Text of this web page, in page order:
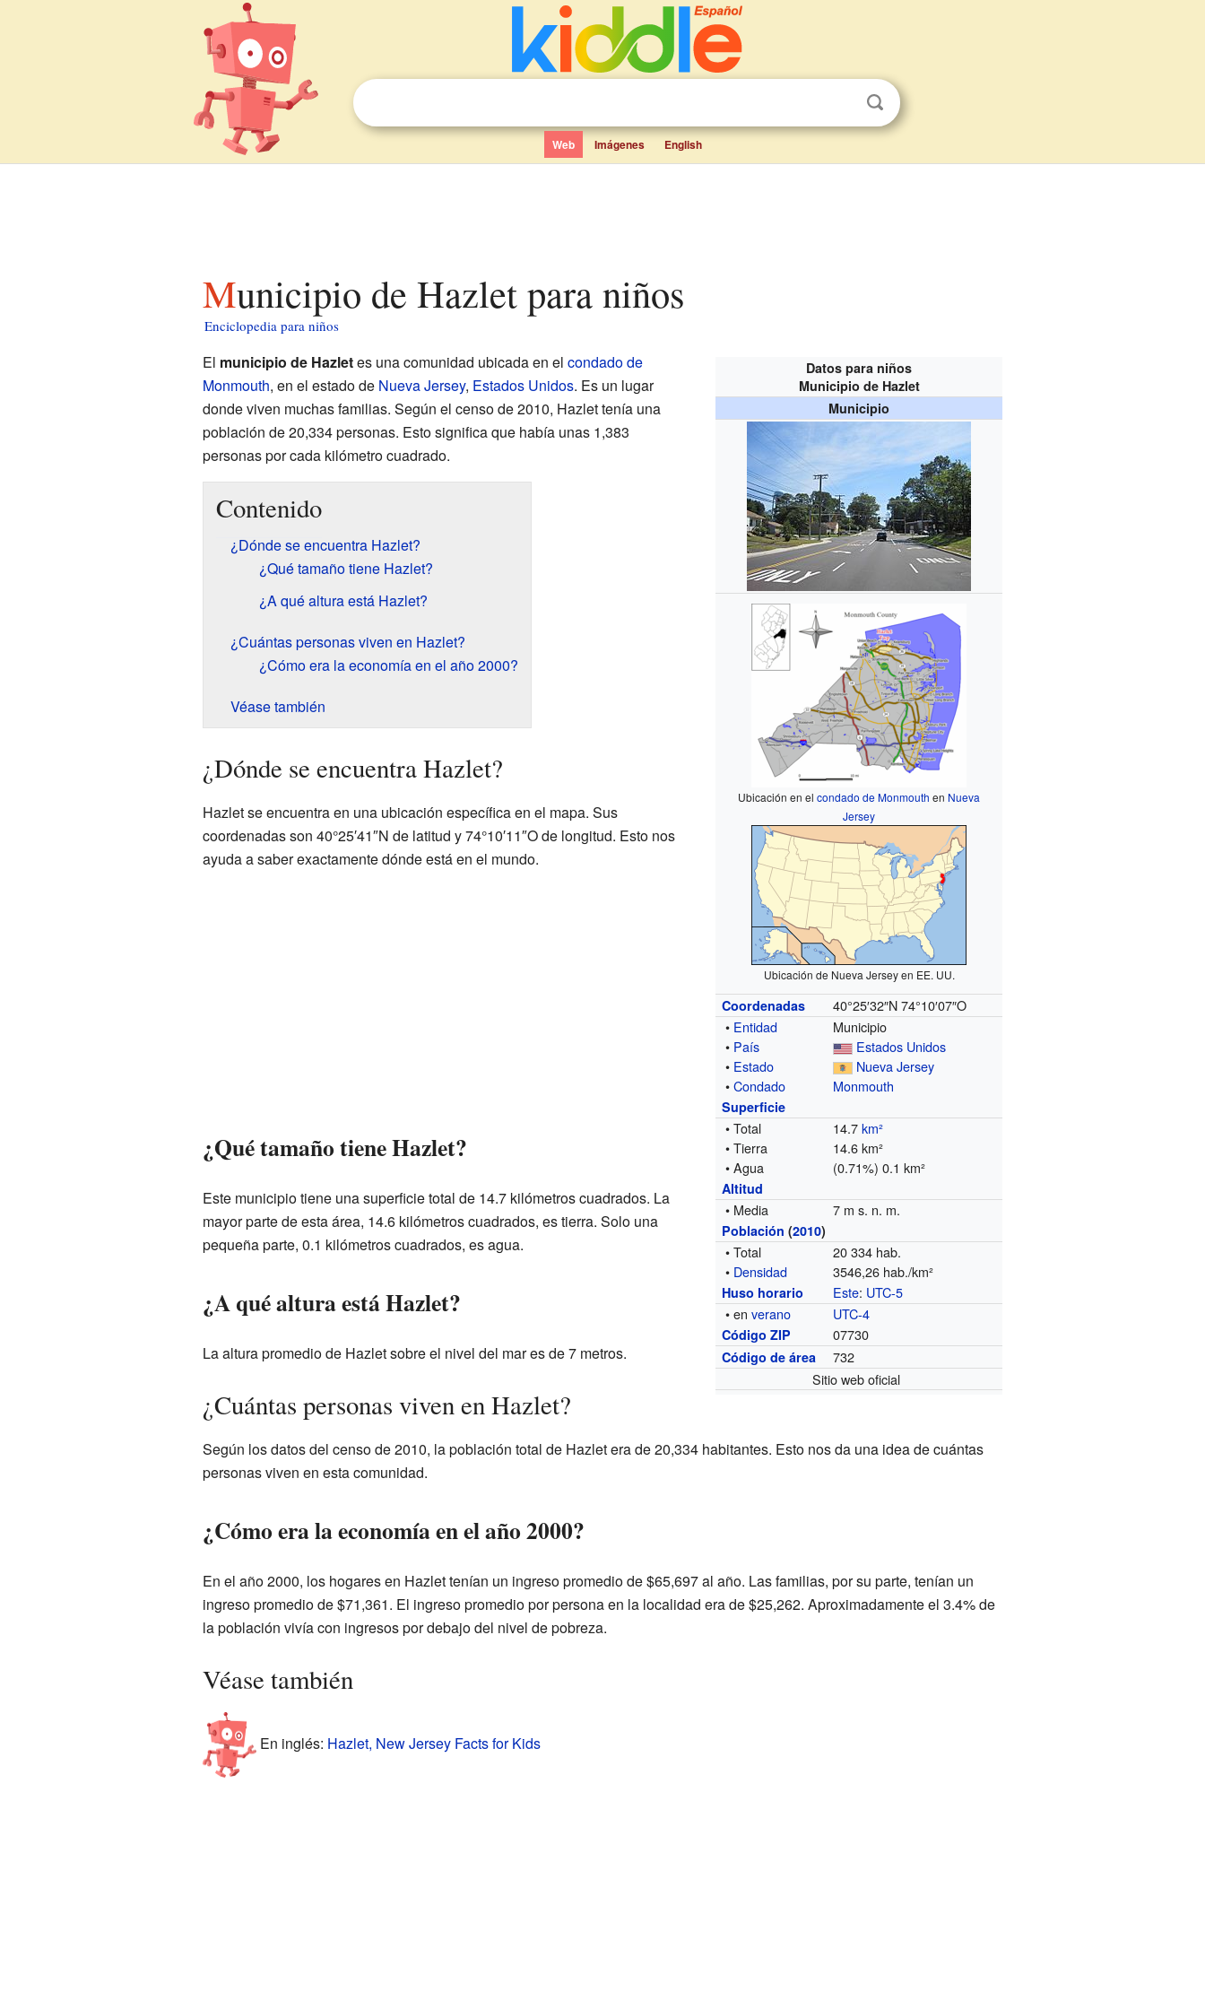
Web Imágenes English
Municipio de Hazlet para niños
Enciclopedia para niños
Datos para niños
Municipio de Hazlet
Municipio
Ubicación en elcondado de Monmouth en Nueva
Jersey
Ubicación de Nueva Jersey en EE. UU.
Coordenadas 40°25′32″N 74°10′07″O
• Entidad
Municipio
• País
Estados Unidos
• Estado
Nueva Jersey
•Condado Monmouth
Superficie
• Total 14.7km²
• Tierra
14.6 km²
• Agua
(0.71%) 0.1 km²
Altitud
• Media 7 m s. n. m.
Población (2010)
• Total
20 334 hab.
• Densidad 3546,26 hab./km²
Huso horario Este: UTC-5
• enverano UTC-4
Código ZIP 07730
Código de área
732
Sitio web oficial
El municipio de Hazletes una comunidad ubicada en el condado de
Monmouth, en el estado de Nueva Jersey, Estados Unidos. Es un lugar
donde viven muchas familias. Según el censo de 2010, Hazlet tenía una
población de 20,334 personas. Esto significa que había unas 1,383
personas por cada kilómetro cuadrado.
Contenido
¿Dónde se encuentra Hazlet?
¿Qué tamaño tiene Hazlet?
¿A qué altura está Hazlet?
¿Cuántas personas viven en Hazlet?
¿Cómo era la economía en el año 2000?
Véase también
¿Dónde se encuentra Hazlet?
Hazlet se encuentra en una ubicación específica en el mapa. Sus
coordenadas son 40°25′41″N de latitud y 74°10′11″O de longitud. Esto nos
ayuda a saber exactamente dónde está en el mundo.
¿Qué tamaño tiene Hazlet?
Este municipio tiene una superficie total de 14.7 kilómetros cuadrados. La
mayor parte de esta área, 14.6 kilómetros cuadrados, es tierra. Solo una
pequeña parte, 0.1 kilómetros cuadrados, es agua.
¿A qué altura está Hazlet?
La altura promedio de Hazlet sobre el nivel del mar es de 7 metros.
¿Cuántas personas viven en Hazlet?
Según los datos del censo de 2010, la población total de Hazlet era de 20,334 habitantes. Esto nos da una idea de cuántas
personas viven en esta comunidad.
¿Cómo era la economía en el año 2000?
En el año 2000, los hogares en Hazlet tenían un ingreso promedio de $65,697 al año. Las familias, por su parte, tenían un
ingreso promedio de $71,361. El ingreso promedio por persona en la localidad era de $25,262. Aproximadamente el 3.4% de
la población vivía con ingresos por debajo del nivel de pobreza.
Véase también
En inglés: Hazlet, New Jersey Facts for Kids